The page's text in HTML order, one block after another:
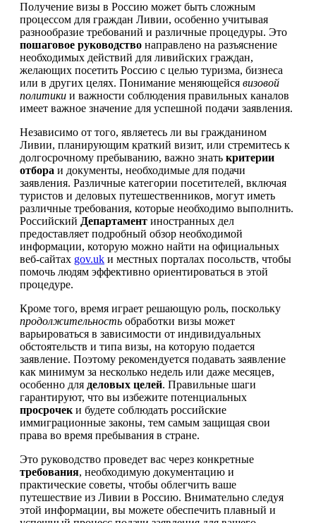
Получение визы в Россию может быть сложным
процессом для граждан Ливии, особенно учитывая
разнообразие требований и различные процедуры. Это
пошаговое руководство направлено на разъяснение
необходимых действий для ливийских граждан,
желающих посетить Россию с целью туризма, бизнеса
или в других целях. Понимание меняющейся визовой
политики и важности соблюдения правильных каналов
имеет важное значение для успешной подачи заявления.
Независимо от того, являетесь ли вы гражданином
Ливии, планирующим краткий визит, или стремитесь к
долгосрочному пребыванию, важно знать критерии
отбора и документы, необходимые для подачи
заявления. Различные категории посетителей, включая
туристов и деловых путешественников, могут иметь
различные требования, которые необходимо выполнить.
Российский Департамент иностранных дел
предоставляет подробный обзор необходимой
информации, которую можно найти на официальных
веб-сайтах gov.uk и местных порталах посольств, чтобы
помочь людям эффективно ориентироваться в этой
процедуре.
Кроме того, время играет решающую роль, поскольку
продолжительность обработки визы может
варьироваться в зависимости от индивидуальных
обстоятельств и типа визы, на которую подается
заявление. Поэтому рекомендуется подавать заявление
как минимум за несколько недель или даже месяцев,
особенно для деловых целей. Правильные шаги
гарантируют, что вы избежите потенциальных
просрочек и будете соблюдать российские
иммиграционные законы, тем самым защищая свои
права во время пребывания в стране.
Это руководство проведет вас через конкретные
требования, необходимую документацию и
практические советы, чтобы облегчить ваше
путешествие из Ливии в Россию. Внимательно следуя
этой информации, вы можете обеспечить плавный и